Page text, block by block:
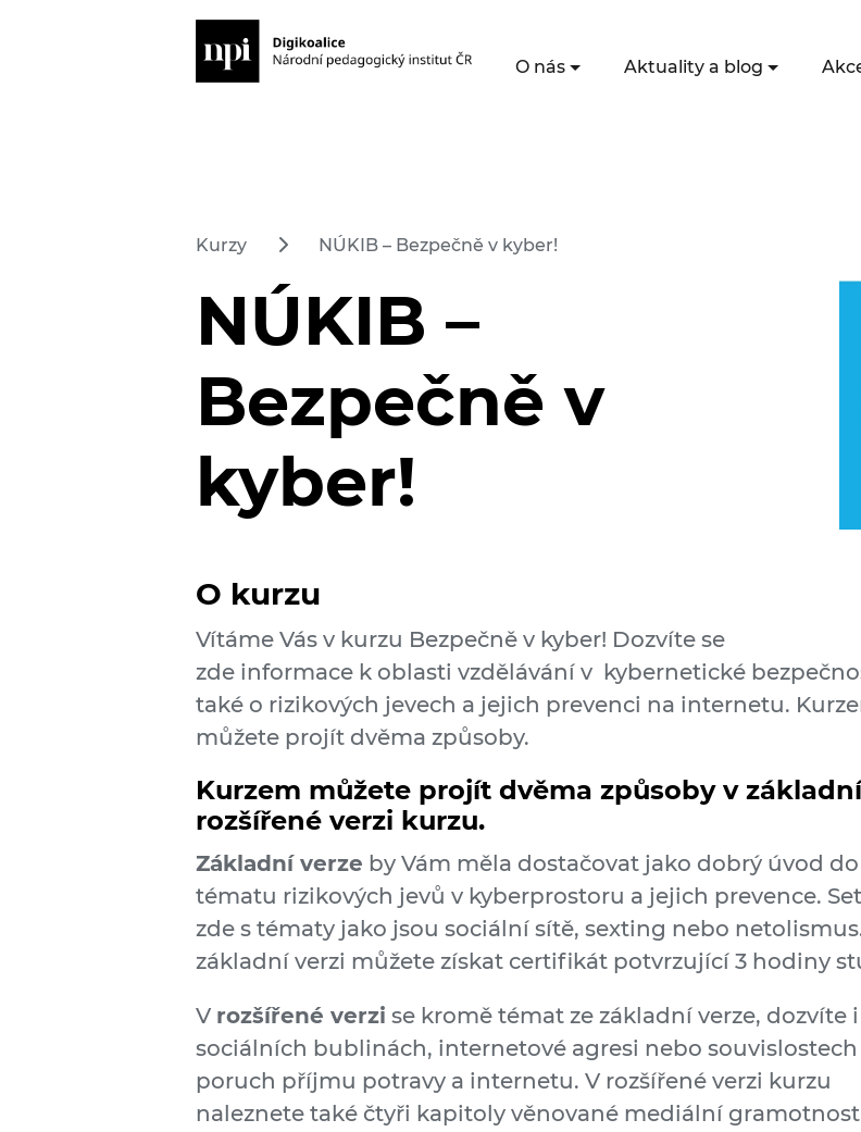
O nás Aktuality a blog
Kurzy NÚKIB – Bezpečně v kyber!
NÚKIB –
Bezpečně v
kyber!
O kurzu
Vítáme Vás v kurzu Bezpečně v kyber! Dozvíte se
zde informace k oblasti vzdělávání v kybernetické
také o rizikových jevech a jejich prevenci na internetu.
můžete projít dvěma způsoby.
Kurzem můžete projít dvěma způsoby v
rozšířené verzi kurzu.
Základní verze by Vám měla dostačovat jako dobrý úvod do
tématu rizikových jevů v kyberprostoru a jejich prevence.
zde s tématy jako jsou sociální sítě, sexting nebo
základní verzi můžete získat certifikát potvrzující 3 hodiny
V rozšířené verzi se kromě témat ze základní verze, dozvíte
sociálních bublinách, internetové agresi nebo souvislostech
poruch příjmu potravy a internetu. V rozšířené verzi kurzu
naleznete také čtyři kapitoly věnované mediální